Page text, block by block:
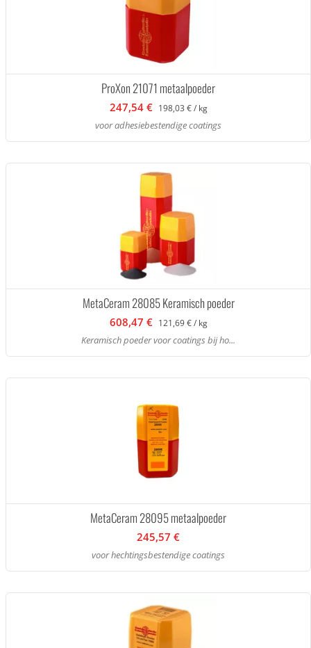
ProXon 21071 metaalpoeder
247,54 € 198,03 € / kg
voor adhesiebestendige coatings
MetaCeram 28085 Keramisch poeder
608,47 € 121,69 € / kg
Keramisch poeder voor coatings bij ho...
MetaCeram 28095 metaalpoeder
245,57 €
voor hechtingsbestendige coatings